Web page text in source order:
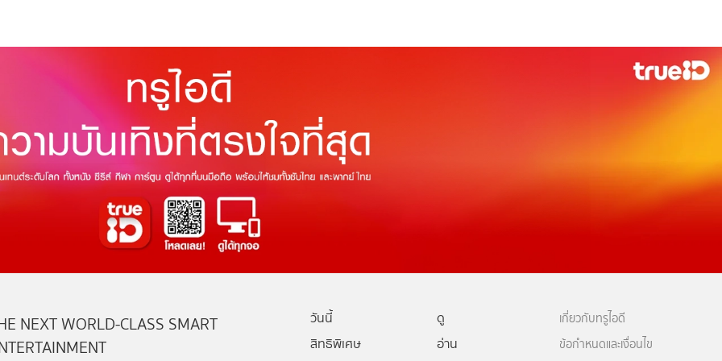
NEXT WORLD-CLASS SMART
วันนี้
ดู
สิทธิพิเศษ
อ่าน
เกี่ยวกับทรูไอดี
ข้อกำหนดและเงื่อนไข